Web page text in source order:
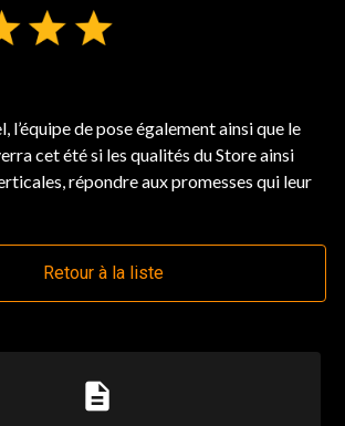
l’équipe de pose également ainsi que le
cet été si les qualités du Store ainsi
répondre aux promesses qui leur
Retour à la liste
description